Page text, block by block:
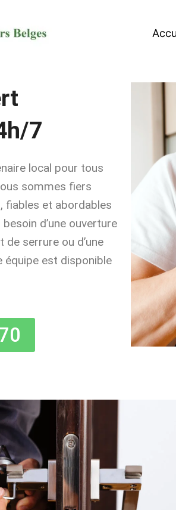
7
local pour tous
sommes fiers
fiables et abordables
d’une ouverture
de serrure ou d’une
équipe est disponible